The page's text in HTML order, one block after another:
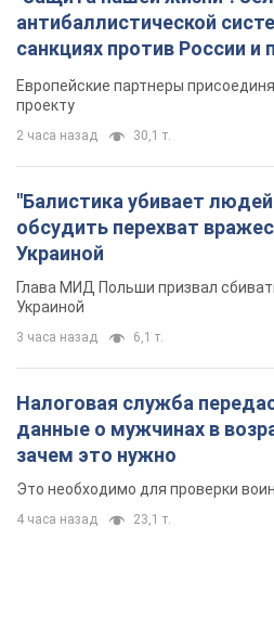
Налоговая служба
данные о мужчинах в
зачем это нужно